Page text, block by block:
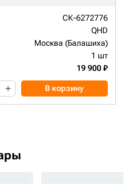
СК-6272776
QHD
Москва (Балашиха)
1 шт
19 900 ₽
В корзину